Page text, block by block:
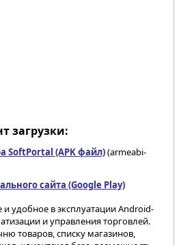
загрузки:
SoftPortal (APK файл)(armeabi-
сайта (Google Play)
и удобное в эксплуатации Android-
и управления торговлей.
товаров, списку магазинов,